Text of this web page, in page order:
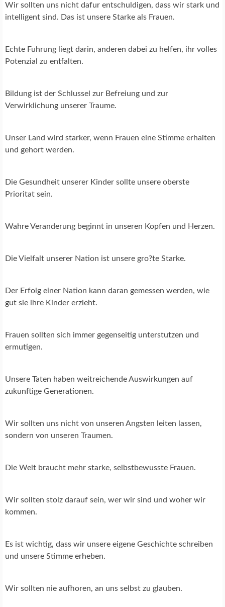
Wir sollten uns nicht dafur entschuldigen, dass wir stark und
intelligent sind. Das ist unsere Starke als Frauen.
Echte Fuhrung liegt darin, anderen dabei zu helfen, ihr volles
Potenzial zu entfalten.
Bildung ist der Schlussel zur Befreiung und zur
Verwirklichung unserer Traume.
Unser Land wird starker, wenn Frauen eine Stimme erhalten
und gehort werden.
Die Gesundheit unserer Kinder sollte unsere oberste
Prioritat sein.
Wahre Veranderung beginnt in unseren Kopfen und Herzen.
Die Vielfalt unserer Nation ist unsere gro?te Starke.
Der Erfolg einer Nation kann daran gemessen werden, wie
gut sie ihre Kinder erzieht.
Frauen sollten sich immer gegenseitig unterstutzen und
ermutigen.
Unsere Taten haben weitreichende Auswirkungen auf
zukunftige Generationen.
Wir sollten uns nicht von unseren Angsten leiten lassen,
sondern von unseren Traumen.
Die Welt braucht mehr starke, selbstbewusste Frauen.
Wir sollten stolz darauf sein, wer wir sind und woher wir
kommen.
Es ist wichtig, dass wir unsere eigene Geschichte schreiben
und unsere Stimme erheben.
Wir sollten nie aufhoren, an uns selbst zu glauben.